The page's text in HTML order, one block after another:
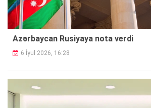
Azərbaycan Rusiyaya nota verdi
6 İyul 2026, 16:28